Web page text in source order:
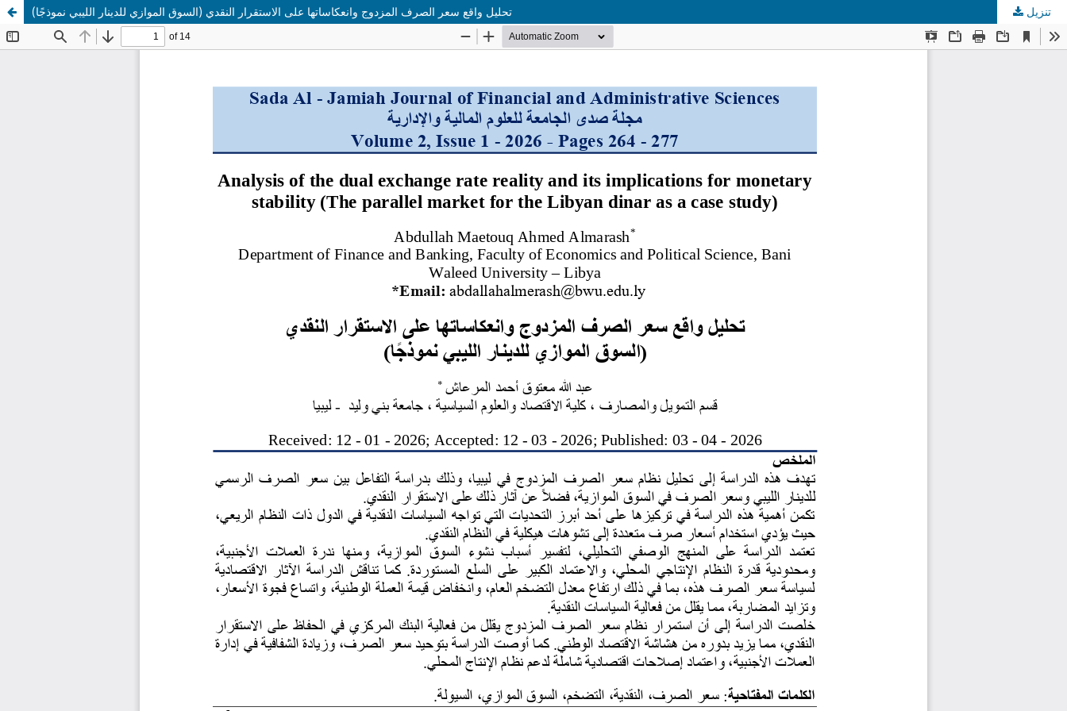
تحليل واقع سعر الصرف المزدوج وانعكاساتها على الاستقرار النقدي (السوق الموازي للدينار الليبي نموذجًا) تنزيل